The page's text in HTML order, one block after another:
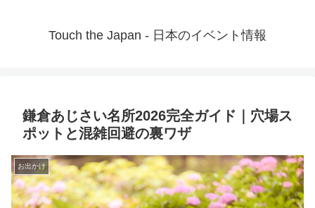
Touch the Japan - 日本のイベント情報
鎌倉あじさい名所2026完全ガイド｜穴場ス
ポットと混雑回避の裏ワザ
お出かけ